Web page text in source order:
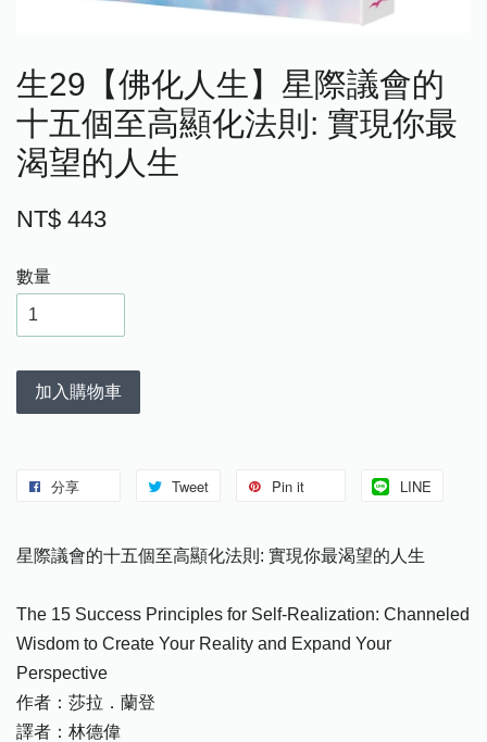
生29【佛化人生】星際議會的
十五個至高顯化法則: 實現你最
渴望的人生
NT$ 443
數量
加入購物車
分享 Tweet Pin it LINE
星際議會的十五個至高顯化法則: 實現你最渴望的人生
The 15 Success Principles for Self-Realization: Channeled
Wisdom to Create Your Reality and Expand Your
Perspective
作者：莎拉．蘭登
譯者：林德偉